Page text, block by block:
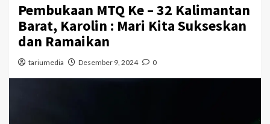
Pembukaan MTQ Ke – 32 Kalimantan
Barat, Karolin : Mari Kita Sukseskan
dan Ramaikan
tariumedia Desember 9, 2024 0